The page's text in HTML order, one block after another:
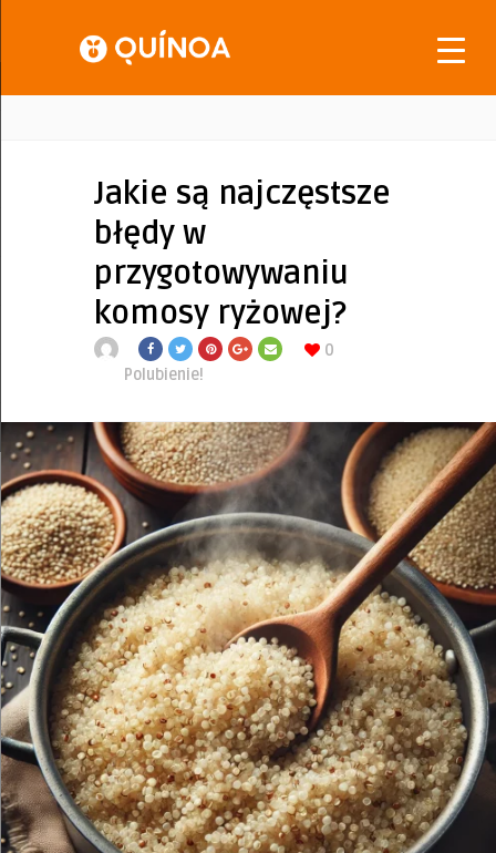
Jakie są najczęstsze
błędy w
przygotowywaniu
komosy ryżowej?
0
Polubienie!